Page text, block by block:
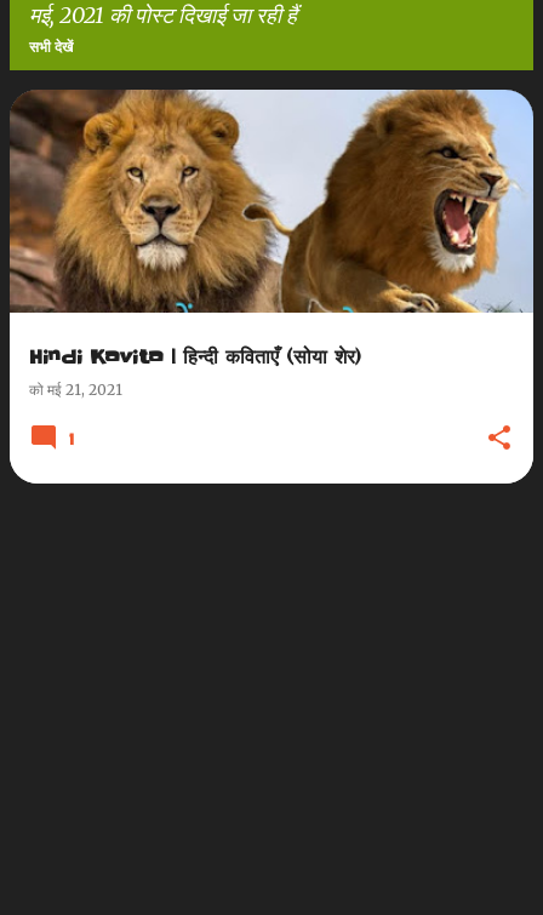
मई, 2021 की पोस्ट दिखाई जा रही हैं
सभी देखें
सं
दे
श
Hindi Kavita | हिन्दी कविताएँ (सोया शेर)
को मई 21, 2021
1